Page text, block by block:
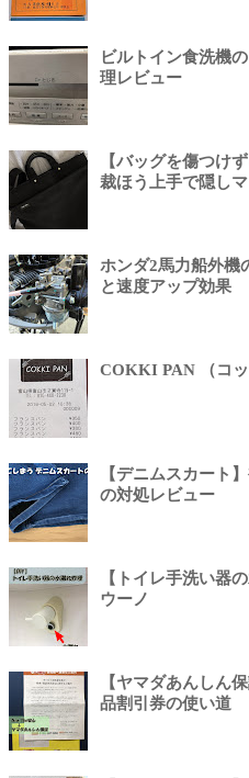
ビルトイン食洗機
理レビュー
【バッグを傷つけ
裁ほう上手で隠し
ホンダ2馬力船外機
と速度アップ効果
COKKI PAN （コ
【デニムスカート
の対処レビュー
【トイレ手洗い器
ウーノ
【ヤマダあんしん
品割引券の使い道